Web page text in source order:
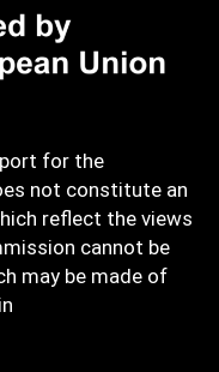
for the
not constitute an
reflect the views
cannot be
may be made of